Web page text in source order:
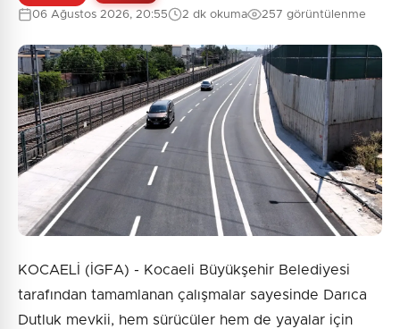
06 Ağustos 2026, 20:55 2 dk okuma 257 görüntülenme
KOCAELİ (İGFA) - Kocaeli Büyükşehir Belediyesi
tarafından tamamlanan çalışmalar sayesinde Darıca
Dutluk mevkii, hem sürücüler hem de yayalar için